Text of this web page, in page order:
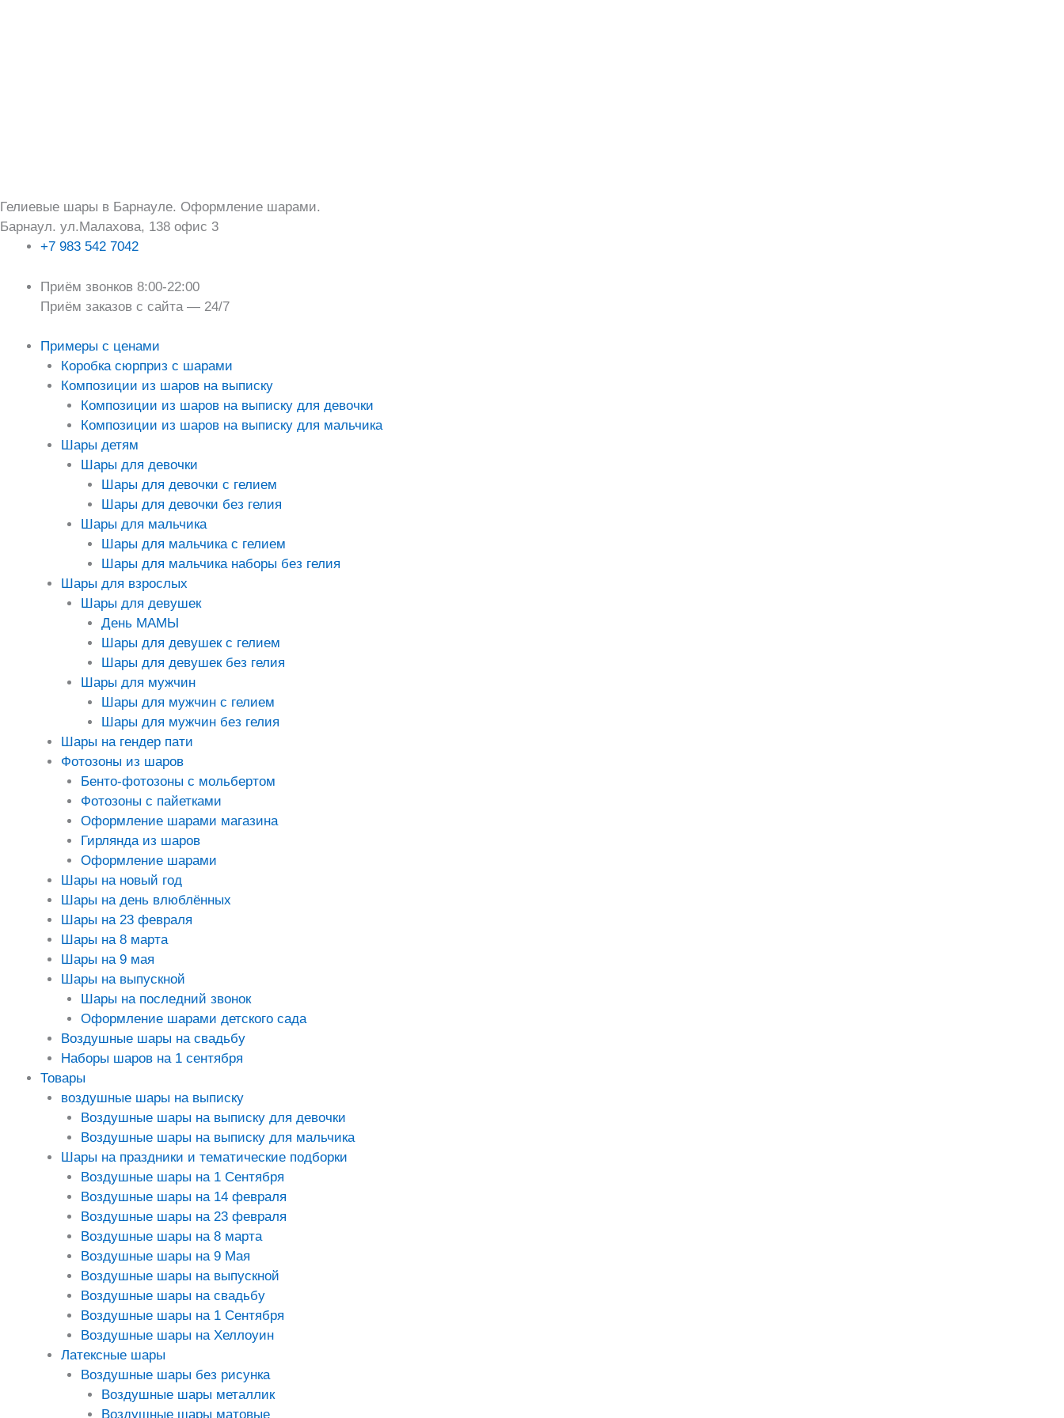
Гелиевые шары в Барнауле. Оформление шарами.
Барнаул. ул.Малахова, 138 офис 3
+7 983 542 7042
Приём звонков 8:00-22:00
Приём заказов с сайта — 24/7
Примеры с ценами
Коробка сюрприз с шарами
Композиции из шаров на выписку
Композиции из шаров на выписку для девочки
Композиции из шаров на выписку для мальчика
Шары детям
Шары для девочки
Шары для девочки с гелием
Шары для девочки без гелия
Шары для мальчика
Шары для мальчика с гелием
Шары для мальчика наборы без гелия
Шары для взрослых
Шары для девушек
День МАМЫ
Шары для девушек с гелием
Шары для девушек без гелия
Шары для мужчин
Шары для мужчин с гелием
Шары для мужчин без гелия
Шары на гендер пати
Фотозоны из шаров
Бенто-фотозоны с мольбертом
Фотозоны с пайетками
Оформление шарами магазина
Гирлянда из шаров
Оформление шарами
Шары на новый год
Шары на день влюблённых
Шары на 23 февраля
Шары на 8 марта
Шары на 9 мая
Шары на выпускной
Шары на последний звонок
Оформление шарами детского сада
Воздушные шары на свадьбу
Наборы шаров на 1 сентября
Товары
воздушные шары на выписку
Воздушные шары на выписку для девочки
Воздушные шары на выписку для мальчика
Шары на праздники и тематические подборки
Воздушные шары на 1 Сентября
Воздушные шары на 14 февраля
Воздушные шары на 23 февраля
Воздушные шары на 8 марта
Воздушные шары на 9 Мая
Воздушные шары на выпускной
Воздушные шары на свадьбу
Воздушные шары на 1 Сентября
Воздушные шары на Хеллоуин
Латексные шары
Воздушные шары без рисунка
Воздушные шары металлик
Воздушные шары матовые